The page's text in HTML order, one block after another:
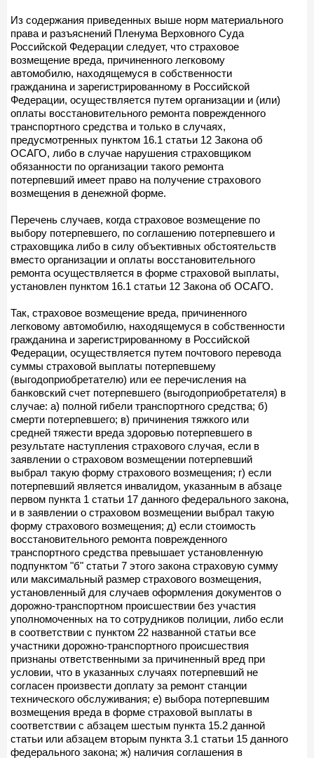
Из содержания приведенных выше норм материального
права и разъяснений Пленума Верховного Суда
Российской Федерации следует, что страховое
возмещение вреда, причиненного легковому
автомобилю, находящемуся в собственности
гражданина и зарегистрированному в Российской
Федерации, осуществляется путем организации и (или)
оплаты восстановительного ремонта поврежденного
транспортного средства и только в случаях,
предусмотренных пунктом 16.1 статьи 12 Закона об
ОСАГО, либо в случае нарушения страховщиком
обязанности по организации такого ремонта
потерпевший имеет право на получение страхового
возмещения в денежной форме.
Перечень случаев, когда страховое возмещение по
выбору потерпевшего, по соглашению потерпевшего и
страховщика либо в силу объективных обстоятельств
вместо организации и оплаты восстановительного
ремонта осуществляется в форме страховой выплаты,
установлен пунктом 16.1 статьи 12 Закона об ОСАГО.
Так, страховое возмещение вреда, причиненного
легковому автомобилю, находящемуся в собственности
гражданина и зарегистрированному в Российской
Федерации, осуществляется путем почтового перевода
суммы страховой выплаты потерпевшему
(выгодоприобретателю) или ее перечисления на
банковский счет потерпевшего (выгодоприобретателя) в
случае: а) полной гибели транспортного средства; б)
смерти потерпевшего; в) причинения тяжкого или
средней тяжести вреда здоровью потерпевшего в
результате наступления страхового случая, если в
заявлении о страховом возмещении потерпевший
выбрал такую форму страхового возмещения; г) если
потерпевший является инвалидом, указанным в абзаце
первом пункта 1 статьи 17 данного федерального закона,
и в заявлении о страховом возмещении выбрал такую
форму страхового возмещения; д) если стоимость
восстановительного ремонта поврежденного
транспортного средства превышает установленную
подпунктом "б" статьи 7 этого закона страховую сумму
или максимальный размер страхового возмещения,
установленный для случаев оформления документов о
дорожно-транспортном происшествии без участия
уполномоченных на то сотрудников полиции, либо если
в соответствии с пунктом 22 названной статьи все
участники дорожно-транспортного происшествия
признаны ответственными за причиненный вред при
условии, что в указанных случаях потерпевший не
согласен произвести доплату за ремонт станции
технического обслуживания; е) выбора потерпевшим
возмещения вреда в форме страховой выплаты в
соответствии с абзацем шестым пункта 15.2 данной
статьи или абзацем вторым пункта 3.1 статьи 15 данного
федерального закона; ж) наличия соглашения в